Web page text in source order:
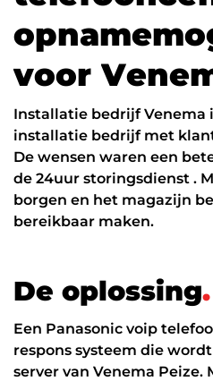
Datanetwerk &
Glasvezel
Zakelijk internet
Interne
Cybersecurity
Managed Firewall
Online beveiliging
NIS2
ICT diensten
24/7 support
opnamemo
voor Vene
Installatie bedrijf Venema
installatie bedrijf met
De wensen waren een
de 24uur storingsdienst .
borgen en het magazijn
bereikbaar maken.
De oplossing.
Een Panasonic voip
respons systeem die
server van Venema Peize.